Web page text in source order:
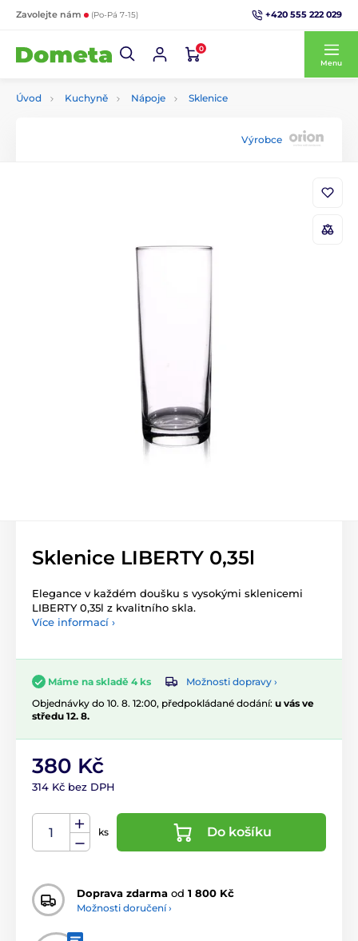
Zavolejte nám (Po-Pá 7-15) +420 555 222 029
0
Menu
Úvod Kuchyně Nápoje Sklenice
Výrobce
Sklenice LIBERTY 0,35l
Elegance v každém doušku s vysokými sklenicemi
LIBERTY 0,35l z kvalitního skla.
Více informací ›
Máme na skladě 4 ks
Možnosti dopravy ›
Objednávky do 10. 8. 12:00, předpokládané dodání: u vás ve
středu 12. 8.
380 Kč
314 Kč bez DPH
ks Do košíku
Doprava zdarma od 1 800 Kč
Možnosti doručení ›